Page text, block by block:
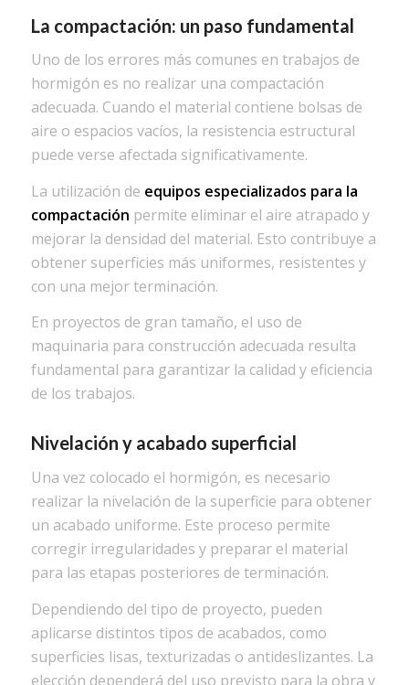
La compactación: un paso fundamental
Uno de los errores más comunes en trabajos de
hormigón es no realizar una compactación
adecuada. Cuando el material contiene bolsas de
aire o espacios vacíos, la resistencia estructural
puede verse afectada significativamente.
La utilización de equipos especializados para la
compactación permite eliminar el aire atrapado y
mejorar la densidad del material. Esto contribuye a
obtener superficies más uniformes, resistentes y
con una mejor terminación.
En proyectos de gran tamaño, el uso de
maquinaria para construcción adecuada resulta
fundamental para garantizar la calidad y eficiencia
de los trabajos.
Nivelación y acabado superficial
Una vez colocado el hormigón, es necesario
realizar la nivelación de la superficie para obtener
un acabado uniforme. Este proceso permite
corregir irregularidades y preparar el material
para las etapas posteriores de terminación.
Dependiendo del tipo de proyecto, pueden
aplicarse distintos tipos de acabados, como
superficies lisas, texturizadas o antideslizantes. La
elección dependerá del uso previsto para la obra y